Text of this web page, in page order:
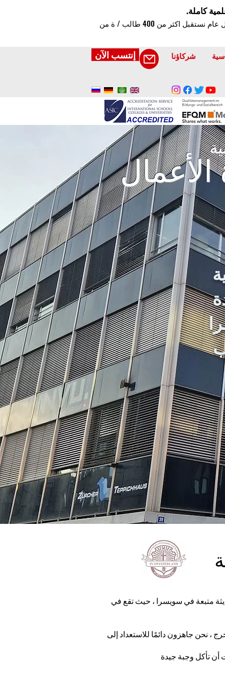
كاملة.
منذ عام 2013 يقدم التعليم اونلاين / عن بعد للطلاب باللغة العربية ، انضم للاكاديمة ول 1800+ طالب جديد ، كل عام نستقبل اكثر من 400 طالب / ة من
إنتسب الآن شركاؤنا
الأعمال
متبعة في سويسرا ، حيث تقع في
، نحن جاهزون دائمًا للاستعداد إلى
أن تأكل وجبة جيدة